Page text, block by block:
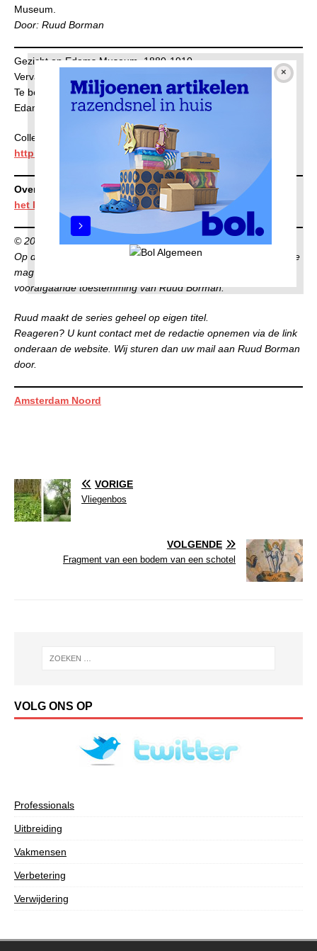
Museum.
Door: Ruud Borman
Gezicht op Edams Museum, 1880-1910.
Vervaardiger anoniem.
Te bezichtigen in de permanente tentoonstelling museum van
Edam.
Collectie
Rijksmuseum
http://hdl.handle.net/10934/RM0001.COLLECT.737220
Overzicht alle afleveringenMuseale objecten van boven
het IJ
© 2022 Ruud Borman
Op deze publicatie berust auteursrecht. Niets uit deze publicatie
mag op enigerlei wijze worden gepubliceerd zonder
voorafgaande toestemming van Ruud Borman.
Ruud maakt de series geheel op eigen titel.
Reageren? U kunt contact met de redactie opnemen via de link
onderaan de website. Wij sturen dan uw mail aan Ruud Borman
door.
Amsterdam Noord
VORIGE
Vliegenbos
VOLGENDE
Fragment van een bodem van een schotel
VOLG ONS OP
Professionals
Uitbreiding
Vakmensen
Verbetering
Verwijdering